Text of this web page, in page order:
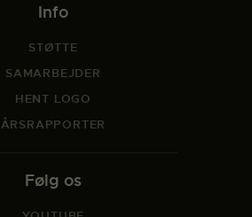
Info
STØTTE
SAMARBEJDER
HENT LOGO
ÅRSRAPPORTER
Følg os